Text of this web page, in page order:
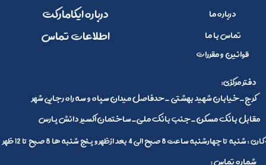
درباره ما
تماس با ما
قوانین و مقررات
​​درباره ایکامارکت
​اطلاعات تماس
کرج_خیابان شهید بهشتی _حدفاصل میدان سپاه و سه راه رجایی شهر
مقابل بانک مسکن_جنب بانک ملی_ساختمان اکسیر دانش پارس
:دفتر مرکزی
چهارشنبه ساعت 8 صبح الی 4 بعد ازظهر و پنج شنبه ها 8 صبح تا 12 ظهر